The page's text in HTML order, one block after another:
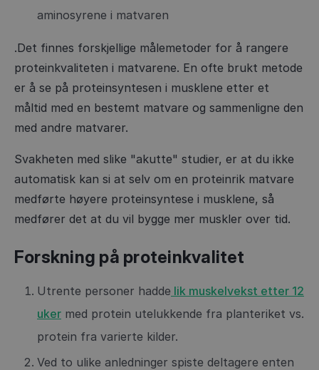
aminosyrene i matvaren
.Det finnes forskjellige målemetoder for å rangere
proteinkvaliteten i matvarene. En ofte brukt metode
er å se på proteinsyntesen i musklene etter et
måltid med en bestemt matvare og sammenligne den
med andre matvarer.
Svakheten med slike "akutte" studier, er at du ikke
automatisk kan si at selv om en proteinrik matvare
medførte høyere proteinsyntese i musklene, så
medfører det at du vil bygge mer muskler over tid.
Forskning på proteinkvalitet
Utrente personer hadde lik muskelvekst etter 12
uker med protein utelukkende fra planteriket vs.
protein fra varierte kilder.
Ved to ulike anledninger spiste deltagere enten